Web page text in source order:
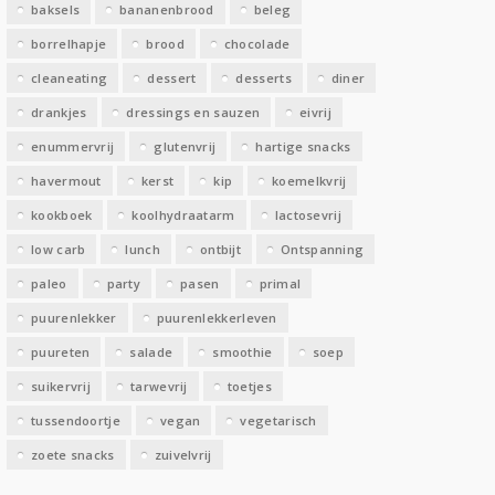
baksels bananenbrood beleg
borrelhapje brood chocolade
cleaneating dessert desserts diner
drankjes dressings en sauzen eivrij
enummervrij glutenvrij hartige snacks
havermout kerst kip koemelkvrij
kookboek koolhydraatarm lactosevrij
low carb lunch ontbijt Ontspanning
paleo party pasen primal
puurenlekker puurenlekkerleven
puureten salade smoothie soep
suikervrij tarwevrij toetjes
tussendoortje vegan vegetarisch
zoete snacks zuivelvrij